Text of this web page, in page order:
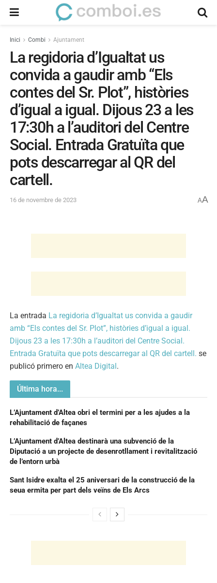
Inici Combi Ajuntament
La regidoria d’Igualtat us
convida a gaudir amb “Els
contes del Sr. Plot”, històries
d’igual a igual. Dijous 23 a les
17:30h a l’auditori del Centre
Social. Entrada Gratuïta que
pots descarregar al QR del
cartell.
16 de novembre de 2023 AA
La entrada La regidoria d’Igualtat us convida a gaudir
amb “Els contes del Sr. Plot”, històries d’igual a igual.
Dijous 23 a les 17:30h a l’auditori del Centre Social.
Entrada Gratuïta que pots descarregar al QR del cartell. se
publicó primero en Altea Digital.
Última hora...
L’Ajuntament d’Altea obri el termini per a les ajudes a la
rehabilitació de façanes
L’Ajuntament d’Altea destinarà una subvenció de la
Diputació a un projecte de desenrotllament i revitalització
de l’entorn urbà
Sant Isidre exalta el 25 aniversari de la construcció de la
seua ermita per part dels veïns de Els Arcs